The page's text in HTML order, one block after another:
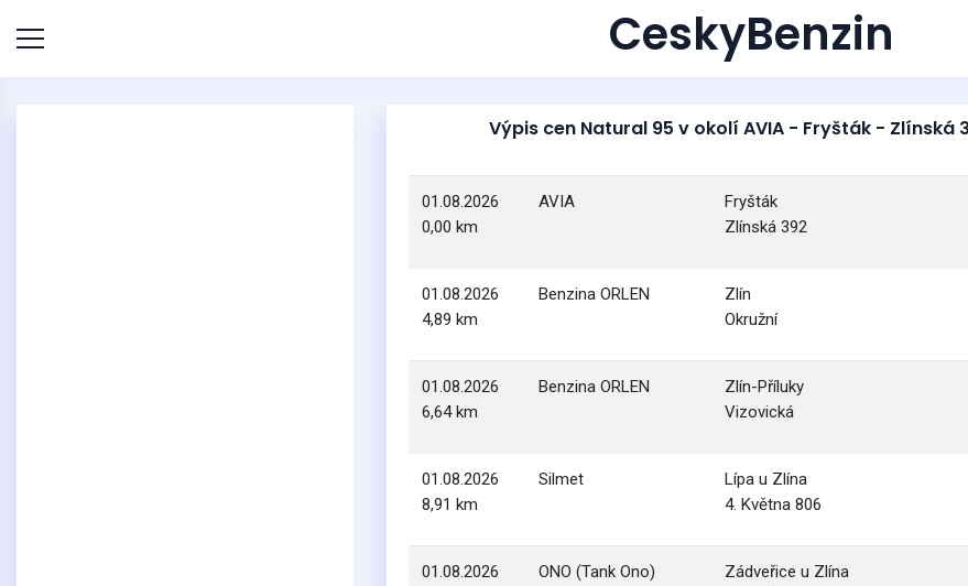
CeskyBenzin
Výpis cen Natural 95 v okolí AVIA - Fryšták - Zlínská
01.08.2026
0,00 km
AVIA
Fryšták
Zlínská 392
01.08.2026
4,89 km
Benzina ORLEN
Zlín
Okružní
01.08.2026
6,64 km
Benzina ORLEN
Zlín-Příluky
Vizovická
01.08.2026
8,91 km
Silmet
Lípa u Zlína
4. Května 806
01.08.2026
ONO (Tank Ono)
Zádveřice u Zlína